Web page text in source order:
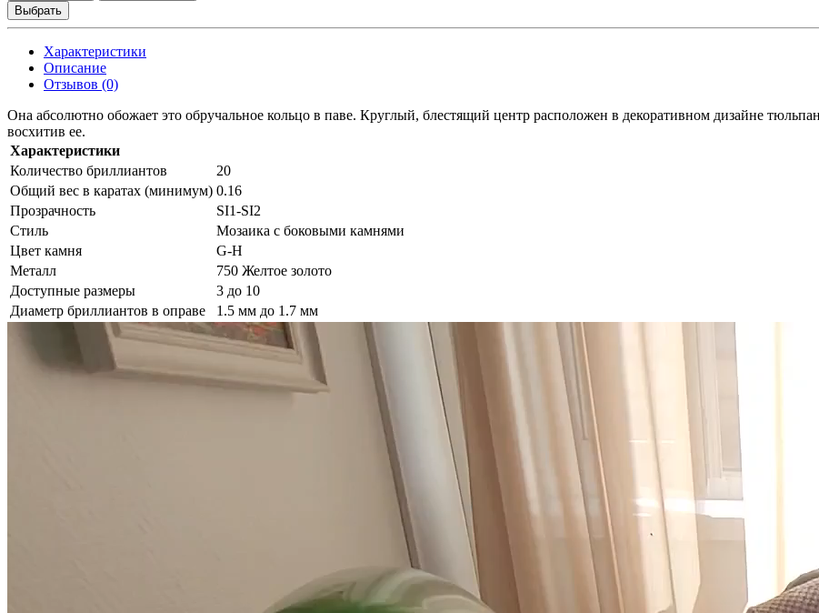
Выбрать
Характеристики
Описание
Отзывов (0)
Она абсолютно обожает это обручальное кольцо в паве. Круглый, блестящий центр расположен в декоративном дизайне
восхитив ее.
Характеристики
Количество бриллиантов
20
Общий вес в каратах (минимум) 0.16
Прозрачность
SI1-SI2
Стиль
Мозаика с боковыми камнями
Цвет камня
G-H
Металл
750 Желтое золото
Доступные размеры
3 до 10
Диаметр бриллиантов в оправе
1.5 мм до 1.7 мм